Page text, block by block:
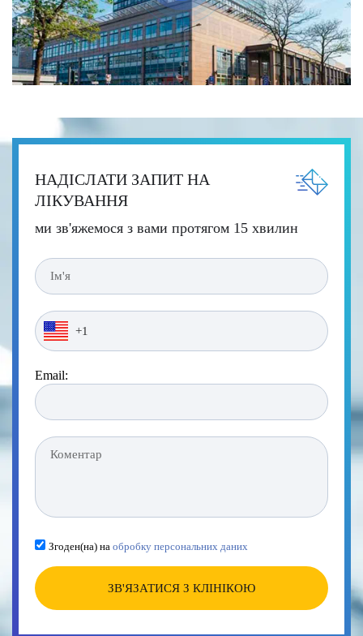
НАДІСЛАТИ ЗАПИТ НА
ЛІКУВАННЯ
ми зв'яжемося з вами протягом 15 хвилин
Email:
Згоден(на) на обробку персональних даних
ЗВ'ЯЗАТИСЯ З КЛІНІКОЮ